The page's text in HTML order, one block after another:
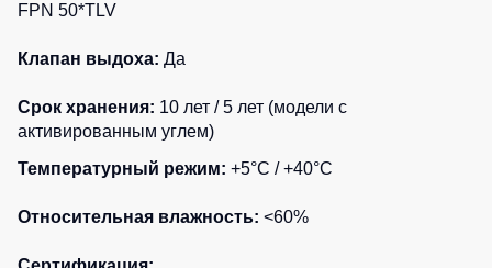
FPN 50*TLV
Клапан выдоха: Да
Срок хранения: 10 лет / 5 лет (модели с
активированным углем)
Температурный режим: +5°C / +40°C
Относительная влажность: <60%